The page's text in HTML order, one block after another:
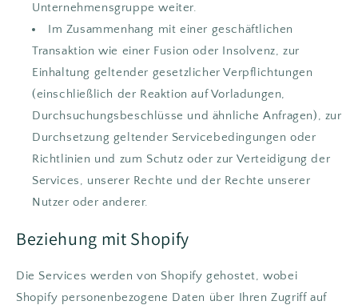
Unternehmensgruppe weiter.
Im Zusammenhang mit einer geschäftlichen
Transaktion wie einer Fusion oder Insolvenz, zur
Einhaltung geltender gesetzlicher Verpflichtungen
(einschließlich der Reaktion auf Vorladungen,
Durchsuchungsbeschlüsse und ähnliche Anfragen), zur
Durchsetzung geltender Servicebedingungen oder
Richtlinien und zum Schutz oder zur Verteidigung der
Services, unserer Rechte und der Rechte unserer
Nutzer oder anderer.
Beziehung mit Shopify
Die Services werden von Shopify gehostet, wobei
Shopify personenbezogene Daten über Ihren Zugriff auf